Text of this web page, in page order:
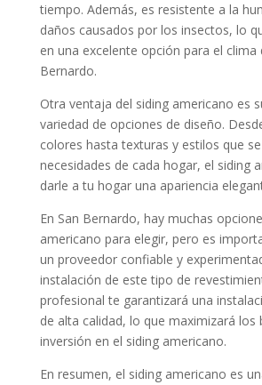
tiempo. Además, es resistente a la
daños causados por los insectos, lo
en una excelente opción para el clima
Bernardo.
Otra ventaja del siding americano es
variedad de opciones de diseño.
colores hasta texturas y estilos que
necesidades de cada hogar, el siding
darle a tu hogar una apariencia
En San Bernardo, hay muchas
americano para elegir, pero es
un proveedor confiable y
instalación de este tipo de
profesional te garantizará una
de alta calidad, lo que maximizará los
inversión en el siding americano.
En resumen, el siding americano es